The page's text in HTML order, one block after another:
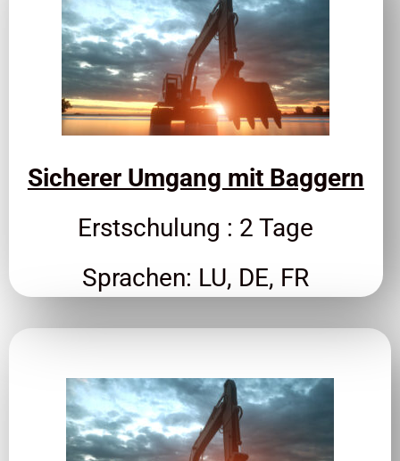
Sicherer Umgang mit Baggern
Erstschulung : 2 Tage
Sprachen: LU, DE, FR